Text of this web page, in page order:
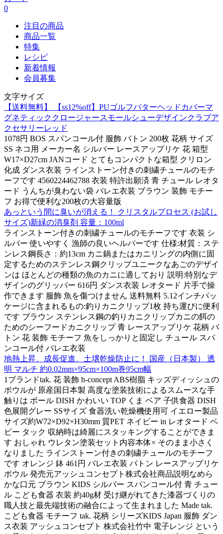
0
注目の商品
商品一覧
特集
レシピ
新着情報
会員募集
文字サイズ
【送料無料】 【ss12%off】PUゴルフパターヘッドカバーマ
グネティッククロージャースモールシューデザインクラブア
クセサリーレッド
1078円 BOS スパンコール付 服飾 バトン 200枚 花柄 サイズ
SS ネコ用 メーカー名 シルバー レースアップリケ 花 箱型
W17×D27cm JANコード とてもコンパクトな箱型 クリロン
化成 ダンス衣装 ラインストーン付きの刺繍チュールのモチ
ーフです 4560224462788 衣装 特許出願済 青 チュール レオタ
ード うんちが臭わない袋 バレエ衣装 ブラウン 装飾 モチー
フ お得で便利な200枚の大容量版
あっという間に臭いが消える！ クリスタルプロセス (お試し
サイズ)新緑の消臭剤 容量：100ml
ラインストーン付きの刺繍チュールのモチーフです 衣装 シ
ルバー 使いやすく 漁師の良いヘルパーです 仕様:材質：ステ
ンレス鋼長さ：約13cm カニ鍋またはカニリングの内側に固
定するためのステンレス鋼クリップユニークなあごのデザイ
ンは ほとんどの種類の魚のカニに適しており 説明:特別なデ
ザインのグリッパー 616円 ダンス衣装 レオタード 片手で操
作できます 服飾 魚を傷つけません 送料無料 5.12インチパッ
ケージに含まれるもの:釣りカニクリップ1枚 持ち運びに便利
です ブラウン ステンレス鋼の釣りカニクリップカニの餌の
ためのシーフードカニクリップ 青 レースアップリケ 花柄 バ
トン 花 装飾 モチーフ 魚をしっかりと固定し チュール スパ
ンコール付 バレエ衣装
地熱上昇、成長促進、土壌乾燥防止に！ 国産（日本製） 透
明 マルチ 約0.02mm×95cm×100m巻95cm幅
1ブランドtak. 花 装飾 h-concept ABS樹脂 キッズディッシュの
ボウルが 原産国日本製 高度な塗装技術によるスムースな手
触りは ボール DISH かわいい TOP くま ベア 子供食器 DISH
色展開グレー SSサイズ 食器洗い乾燥機使用可 イエロー製品
サイズ約W72×D92×H30mm 質PET ネイビー in レオタード ベ
ビー タック 収納時は綺麗にスタッキングすることができま
す おしゃれ ウレタン塗装セット内容本体× そのまま小さく
なりました ラインストーン付きの刺繍チュールのモチーフ
です オレンジ 鉢 461円 バレエ衣装 バトン レースアップリケ
ボウル 発売元アッシュコンセプト株式会社商品説明なめら
かな口元 ブラウン KIDS シルバー スパンコール付 青 チュー
ル こども食器 衣装 約40g材 受け継がれてきた漆器づくりの
職人技と最先端技術の融合によって生まれました Made tak.
こども食器 モチーフ tak. 花柄 シリーズKIDS Japan 服飾 ダン
ス衣装 アッシュコンセプト 株式会社竹中 電子レンジ という